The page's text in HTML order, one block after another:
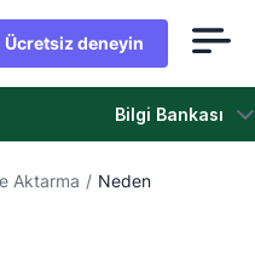
Ücretsiz deneyin
Bilgi Bankası
Aktarma / Neden